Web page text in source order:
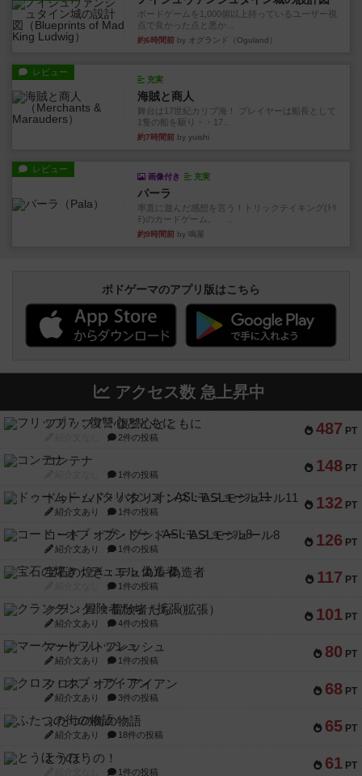
ボードゲームを1,000個以上持っているユーザー視
点で良かった点と悪か...
約6時間前 by オグランド（Oguland）
レビュー
充実
海賊と商人
舞台は17世紀カリブ海！ プレイヤーは船長として
1隻の船を駆り・・17...
約7時間前 by yuishi
レビュー
画像付き 充実
パーラ
率直に遊んだ感想を言う！トリックテイキング(ﾄﾘ
ﾃ)のカードゲーム。 ...
約9時間前 by 鳴屋
ボドゲーマのアプリ版はこちら
アクセス数 急上昇中
487 PT
フリップ７：復讐心とともに
2件の投稿
148 PT
コンテナ
1件の投稿
132 PT
ドゥームド・バタリオンズ：ASLモジュール11
紹介文あり 1件の投稿
126 PT
コード・オブ・ブシドー：ASLモジュール8
紹介文あり 1件の投稿
117 PT
宝石の煌き：デュエル 偽造者
1件の投稿
101 PT
クランク! ：冒険者たち（拡張）
紹介文あり 4件の投稿
80 PT
マーケットフレッシュ
紹介文あり 1件の投稿
68 PT
クロス・オブ・アイアン
紹介文あり 3件の投稿
65 PT
ふたつの街の物語
紹介文あり 18件の投稿
61 PT
とうほうの！
1件の投稿